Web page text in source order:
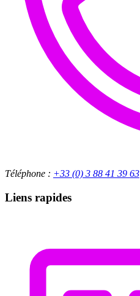
Téléphone : +33 (0) 3 88 41 39 63
Liens rapides